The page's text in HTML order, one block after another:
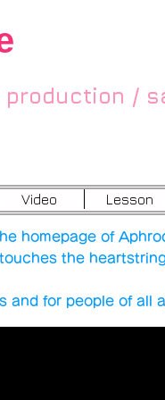
production /
Video Lesson
homepage of
the
and for people of all